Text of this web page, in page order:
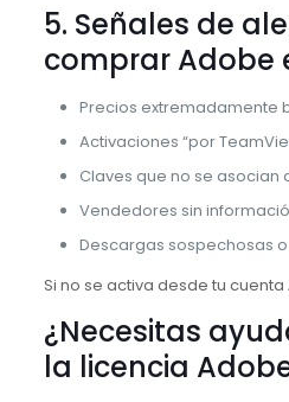
5. Señales de
comprar Adobe
Precios extremadamente
Activaciones “por
Claves que no se asocian
Vendedores sin
Descargas sospechosas
Si no se activa desde tu cuenta
¿Necesitas
la licencia